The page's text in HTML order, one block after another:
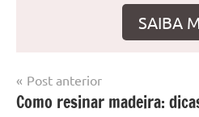
SAIBA
Marcado
com
Mesa
resinada
Navegação
de
Post anterior
Como resinar madeira: